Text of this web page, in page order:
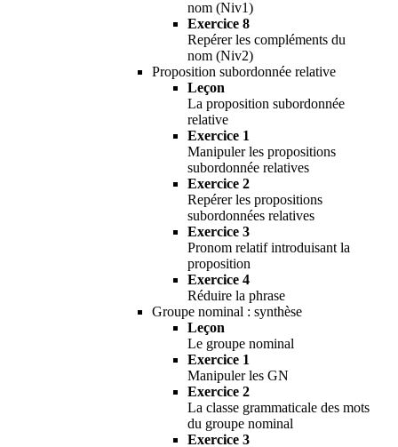
nom (Niv1)
Exercice 8
Repérer les compléments du
nom (Niv2)
Proposition subordonnée relative
Leçon
La proposition subordonnée
relative
Exercice 1
Manipuler les propositions
subordonnée relatives
Exercice 2
Repérer les propositions
subordonnées relatives
Exercice 3
Pronom relatif introduisant la
proposition
Exercice 4
Réduire la phrase
Groupe nominal : synthèse
Leçon
Le groupe nominal
Exercice 1
Manipuler les GN
Exercice 2
La classe grammaticale des mots
du groupe nominal
Exercice 3